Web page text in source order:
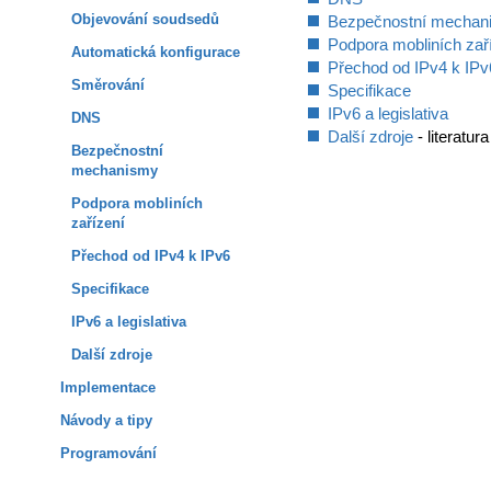
Objevování soudsedů
Automatická konfigurace
Směrování
DNS
Bezpečnostní
mechanismy
Podpora mobliních
zařízení
Přechod od IPv4 k IPv6
Specifikace
IPv6 a legislativa
Další zdroje
Implementace
Návody a tipy
Programování
Bezpečnostní
Podpora mobliních
Přechod od IPv4 k
Specifikace
IPv6 a legislativa
Další zdroje -